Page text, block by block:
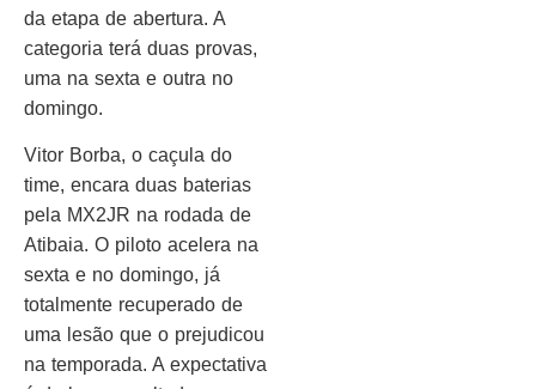
da etapa de abertura. A
categoria terá duas provas,
uma na sexta e outra no
domingo.
Vitor Borba, o caçula do
time, encara duas baterias
pela MX2JR na rodada de
Atibaia. O piloto acelera na
sexta e no domingo, já
totalmente recuperado de
uma lesão que o prejudicou
na temporada. A expectativa